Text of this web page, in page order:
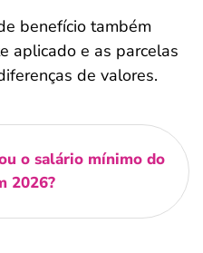
benefício também
aplicado e as parcelas
de valores.
o salário mínimo do
2026?